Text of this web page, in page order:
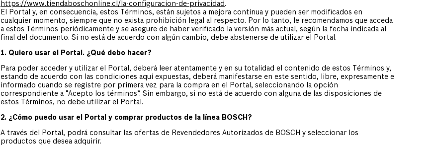
https://www.tiendaboschonline.cl/la-configuracion-de-privacidad .
El Portal y, en consecuencia, estos Términos, están sujetos a mejora continua y pueden ser modificados en
cualquier momento, siempre que no exista prohibición legal al respecto. Por lo tanto, le recomendamos que acceda
a estos Términos periódicamente y se asegure de haber verificado la versión más actual, según la fecha indicada al
final del documento. Si no está de acuerdo con algún cambio, debe abstenerse de utilizar el Portal.
1. Quiero usar el Portal. ¿Qué debo hacer?
Para poder acceder y utilizar el Portal, deberá leer atentamente y en su totalidad el contenido de estos Términos y,
estando de acuerdo con las condiciones aquí expuestas, deberá manifestarse en este sentido, libre, expresamente e
informado cuando se registre por primera vez para la compra en el Portal, seleccionando la opción
correspondiente a “Acepto los términos”. Sin embargo, si no está de acuerdo con alguna de las disposiciones de
estos Términos, no debe utilizar el Portal.
2. ¿Cómo puedo usar el Portal y comprar productos de la línea BOSCH?
A través del Portal, podrá consultar las ofertas de Revendedores Autorizados de BOSCH y seleccionar los
productos que desea adquirir.